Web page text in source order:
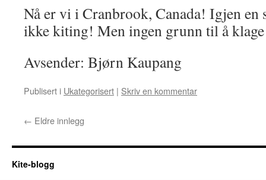
Nå er vi i Cranbrook, Canada! Igjen en
ikke kiting! Men ingen grunn til å
Avsender: Bjørn Kaupang
Publisert i Ukategorisert | Skriv en kommentar
← Eldre innlegg
Kite-blogg